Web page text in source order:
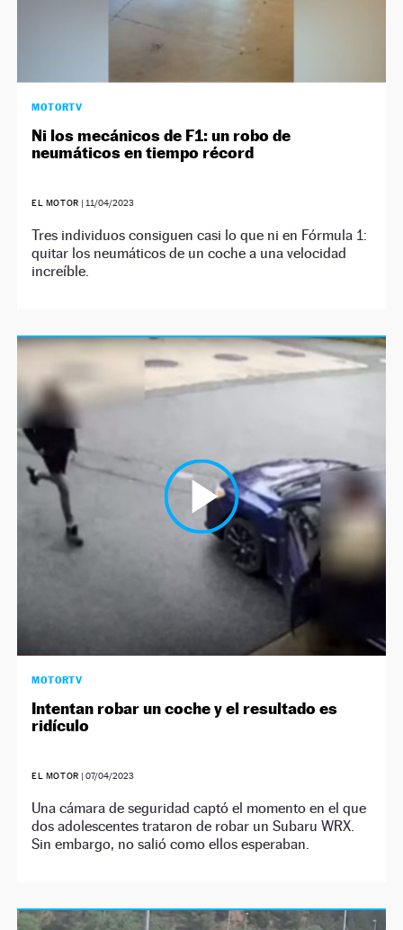
MOTORTV
Ni los mecánicos de F1: un robo de
neumáticos en tiempo récord
EL MOTOR | 11/04/2023
Tres individuos consiguen casi lo que ni en Fórmula 1:
quitar los neumáticos de un coche a una velocidad
increíble.
MOTORTV
Intentan robar un coche y el resultado es
ridículo
EL MOTOR | 07/04/2023
Una cámara de seguridad captó el momento en el que
dos adolescentes trataron de robar un Subaru WRX.
Sin embargo, no salió como ellos esperaban.